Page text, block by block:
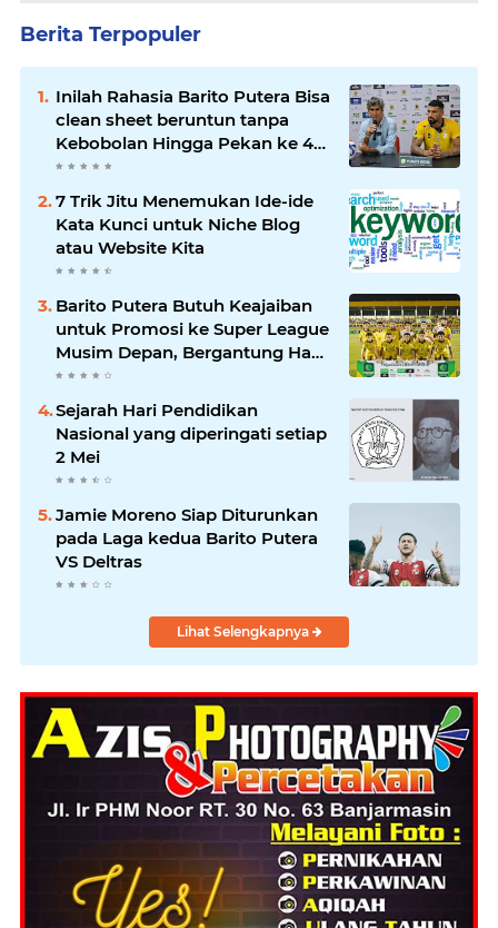
Berita Terpopuler
Inilah Rahasia Barito Putera Bisa
clean sheet beruntun tanpa
Kebobolan Hingga Pekan ke 4
Liga 2
7 Trik Jitu Menemukan Ide-ide
Kata Kunci untuk Niche Blog
atau Website Kita
Barito Putera Butuh Keajaiban
untuk Promosi ke Super League
Musim Depan, Bergantung Hasil
PSS Sleman
Sejarah Hari Pendidikan
Nasional yang diperingati setiap
2 Mei
Jamie Moreno Siap Diturunkan
pada Laga kedua Barito Putera
VS Deltras
Lihat Selengkapnya